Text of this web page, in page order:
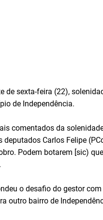
de sexta-feira (22),
de Independência.
comentados da
deputados Carlos Felipe
Podem botarem [sic)
o desafio do gestor
outro bairro de